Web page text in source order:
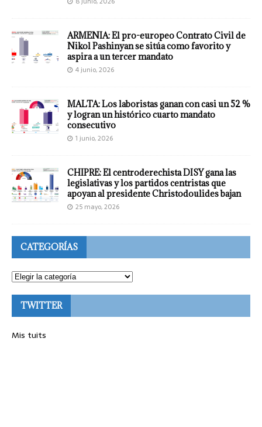
ARMENIA: El pro-europeo Contrato Civil de
Nikol Pashinyan se sitúa como favorito y
aspira a un tercer mandato
4 junio, 2026
MALTA: Los laboristas ganan con casi un 52 %
y logran un histórico cuarto mandato
consecutivo
1 junio, 2026
CHIPRE: El centroderechista DISY gana las
legislativas y los partidos centristas que
apoyan al presidente Christodoulides bajan
25 mayo, 2026
CATEGORÍAS
TWITTER
Mis tuits